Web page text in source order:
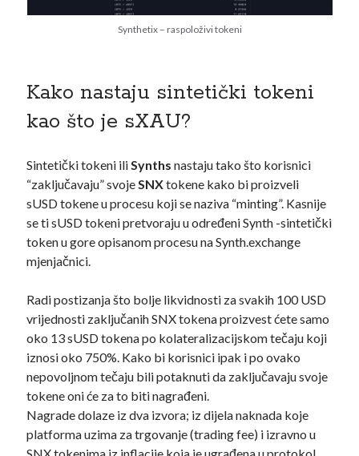
Synthetix – raspoloživi tokeni
Kako nastaju sintetički tokeni
kao što je sXAU?
Sintetički tokeni iliSynths nastaju tako što korisnici
“zaključavaju” svojeSNXtokene kako bi proizveli
sUSD tokene u procesu koji se naziva “minting”. Kasnije
se ti sUSD tokeni pretvoraju u određeni Synth -sintetički
token u gore opisanom procesu na Synth.exchange
mjenjačnici.
Radi postizanja što bolje likvidnosti za svakih 100 USD
vrijednosti zaključanih SNX tokena proizvest ćete samo
oko 13 sUSD tokena po kolateralizacijskom tečaju koji
iznosi oko 750%. Kako bi korisnici ipak i po ovako
nepovoljnom tečaju bili potaknuti da zaključavaju svoje
tokene oni će za to biti nagrađeni.
Nagrade dolaze iz dva izvora; iz dijela naknada koje
platforma uzima za trgovanje (trading fee) i izravno u